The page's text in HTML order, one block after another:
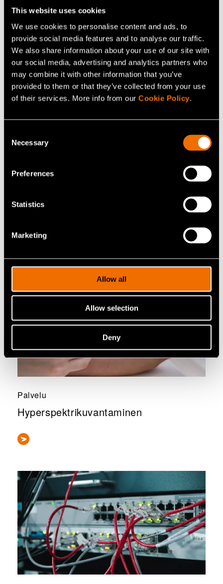
This website uses cookies
We use cookies to personalise content and ads, to
provide social media features and to analyse our traffic.
We also share information about your use of our site with
our social media, advertising and analytics partners who
may combine it with other information that you’ve
provided to them or that they’ve collected from your use
of their services. More info from our Cookie Policy.
Selection
Necessary
Preferences
Statistics
Marketing
Allow all
Allow selection
Deny
Kriisinkestävät ja mukautuvat
Palvelu
Hyperspektrikuvantaminen